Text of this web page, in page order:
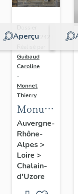
Aperçu
IM42002242 |
Guibaud
Caroline
-
Monnet
Thierry
Monument
aux
morts
Auvergne-
Rhône-
Alpes>
Loire >
Chalain-
d'Uzore